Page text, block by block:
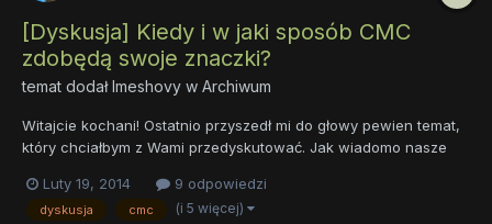
[Dyskusja] Kiedy i w jaki sposób CMC
zdobędą swoje znaczki?
temat dodałImeshovy w Archiwum
Witajcie kochani! Ostatnio przyszedł mi do głowy pewien temat,
który chciałbym z Wami przedyskutować. Jak wiadomo nasze
swoje najskrytsze marzenie, jakim jest własny znaczek talentu.
Dlatego moje pytanie: jak myślicie, kiedy Appl...
Luty 19, 2014 9 odpowiedzi
dyskusja cmc (i 5 więcej)